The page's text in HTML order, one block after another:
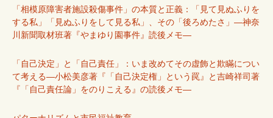
「相模原障害者施設殺傷事件」の本質と正義：「見て見ぬふりを
する私」「見ぬふりをして見る私」、その「後ろめたさ」―神奈
川新聞取材班著『やまゆり園事件』読後メモ―
「自己決定」と「自己責任」：いま改めてその虚飾と欺瞞につい
て考える―小松美彦著『「自己決定権」という罠』と吉崎祥司著
『「自己責任論」をのりこえる』の読後メモ―